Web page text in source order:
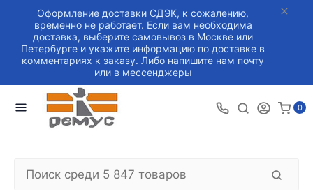
Оформление доставки СДЭК, к сожалению,
временно не работает. Если вам необходима
доставка, выберите самовывоз в Москве или
Петербурге и укажите информацию по доставке в
комментариях к заказу. Либо напишите нам почту
или в мессенджеры
0